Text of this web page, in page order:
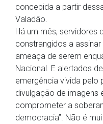
concebida a partir
Valadão.
Há um mês, servidores
constrangidos a
ameaça de serem
Nacional. E alertados
emergência vivida pelo
divulgação de imagens
comprometer a
democracia”. Não é